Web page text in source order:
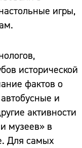
игры,
исторической
фактов о
и
активности
музеев» в
Для самых